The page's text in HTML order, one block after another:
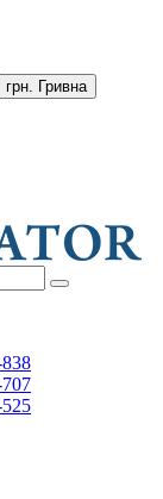
грн. Гривна